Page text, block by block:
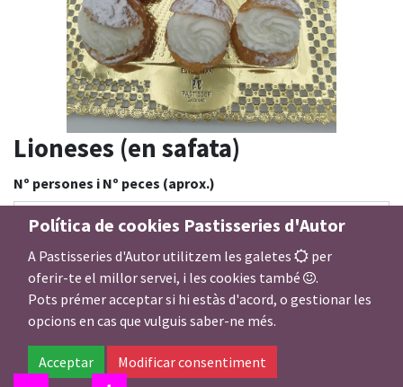
Lioneses (en safata)
Nº persones i Nº peces (aprox.)
Farcit dolç lioneses
9,00€
Política de cookies Pastisseries d'Autor
A Pastisseries d'Autor utilitzem les galetes
per
oferir-te el millor servei, i les cookies també
.
Pots prémer acceptar si hi estàs d'acord, o gestionar les
opcions en cas que vulguis saber-ne més.
Acceptar Modificar consentiment